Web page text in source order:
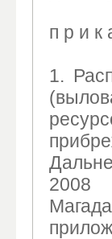
п р и к
1.
2008